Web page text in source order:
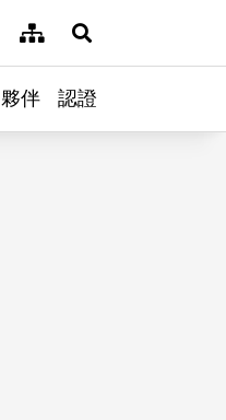
網站導覽展開搜尋
夥伴 認證